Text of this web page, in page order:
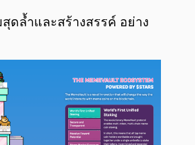
ดล้ำและสร้างสรรค์ อย่าง